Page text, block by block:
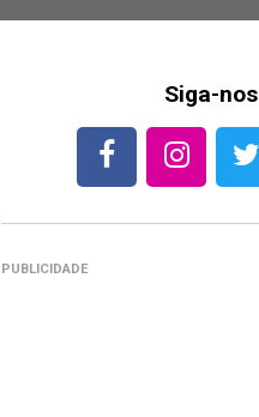
Siga-nos
PUBLICIDADE